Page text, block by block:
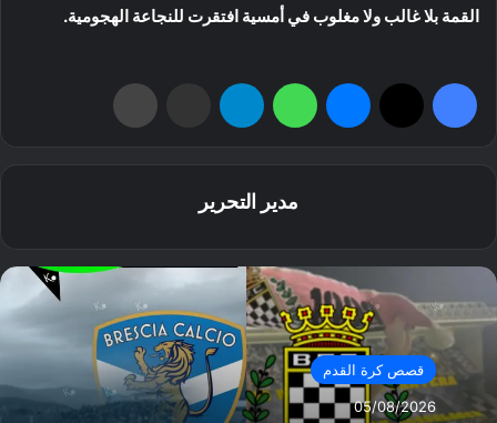
القمة بلا غالب ولا مغلوب في أمسية افتقرت للنجاعة الهجومية.
مدير التحرير
قصص كرة القدم
05/08/2026